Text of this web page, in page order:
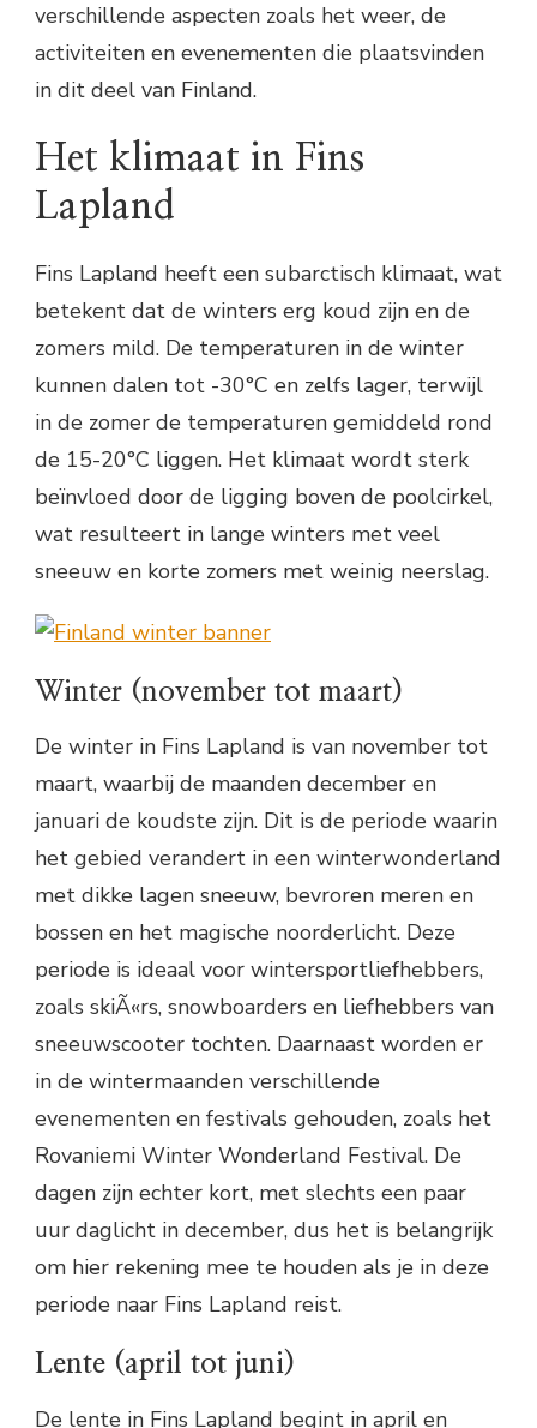
verschillende aspecten zoals het weer, de
activiteiten en evenementen die plaatsvinden
in dit deel van Finland.
Het klimaat in Fins
Lapland
Fins Lapland heeft een subarctisch klimaat, wat
betekent dat de winters erg koud zijn en de
zomers mild. De temperaturen in de winter
kunnen dalen tot -30°C en zelfs lager, terwijl
in de zomer de temperaturen gemiddeld rond
de 15-20°C liggen. Het klimaat wordt sterk
beïnvloed door de ligging boven de poolcirkel,
wat resulteert in lange winters met veel
sneeuw en korte zomers met weinig neerslag.
Winter (november tot maart)
De winter in Fins Lapland is van november tot
maart, waarbij de maanden december en
januari de koudste zijn. Dit is de periode waarin
het gebied verandert in een winterwonderland
met dikke lagen sneeuw, bevroren meren en
bossen en het magische noorderlicht. Deze
periode is ideaal voor wintersportliefhebbers,
zoals skiÃ«rs, snowboarders en liefhebbers van
sneeuwscooter tochten. Daarnaast worden er
in de wintermaanden verschillende
evenementen en festivals gehouden, zoals het
Rovaniemi Winter Wonderland Festival. De
dagen zijn echter kort, met slechts een paar
uur daglicht in december, dus het is belangrijk
om hier rekening mee te houden als je in deze
periode naar Fins Lapland reist.
Lente (april tot juni)
De lente in Fins Lapland begint in april en